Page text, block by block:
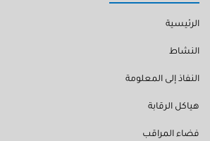
الرئيسية
النشاط
النفاذ إلى المعلومة
هياكل الرقابة
فضاء المراقب